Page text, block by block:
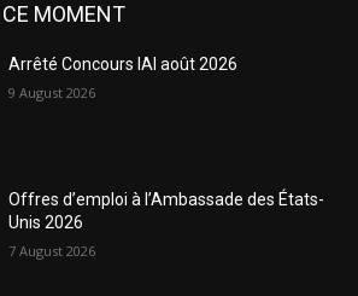
MOMENT
Arrêté Concours IAI août 2026
9 August 2026
Offres d’emploi à l’Ambassade des États-
Unis 2026
7 August 2026